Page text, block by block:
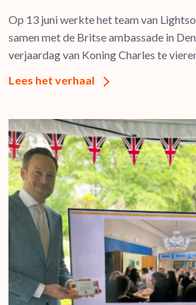
Op 13 juni werkte het team van
samen met de Britse ambassade in
verjaardag van Koning Charles te
Lees het verhaal